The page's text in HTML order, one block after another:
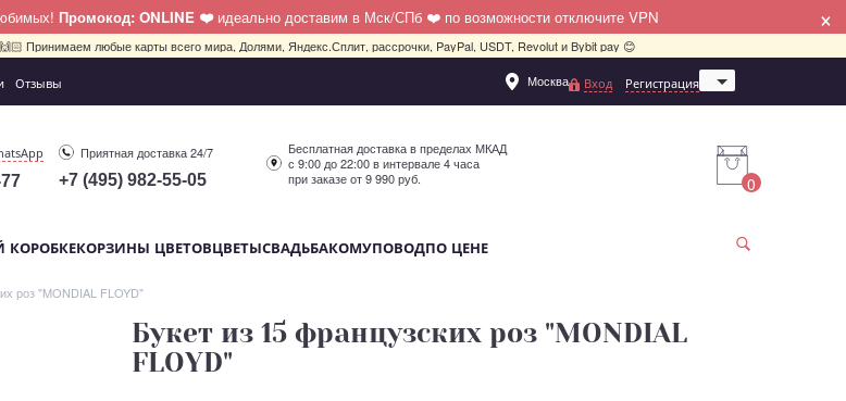
Промокод: ONLINE ❤️ идеально доставим в Мск/СПб ❤️ по возможности отключите VPN ×
Принимаем любые карты всего мира, Долями, Яндекс.Сплит, рассрочки, PayPal, USDT, Revolut и Bybit pay 😊
Отзывы Москва
Санкт-Петербург
Вход Регистрация
Приятная доставка 24/7
+7 (495) 982-55-05
Бесплатная доставка в пределах МКАД
с 9:00 до 22:00 в интервале 4 часа
при заказе от 9 990 руб.
0
КОРОБКЕКОРЗИНЫ ЦВЕТОВЦВЕТЫСВАДЬБАКОМУПОВОДПО ЦЕНЕ
роз "MONDIAL FLOYD"
Букет из 15 французских роз "MONDIAL
FLOYD"